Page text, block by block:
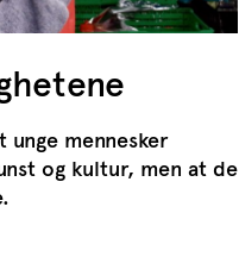
unge mennesker
og kultur, men at de